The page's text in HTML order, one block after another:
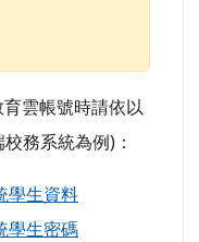
雲帳號時請依以
務系統為例)：
學生資料
學生密碼